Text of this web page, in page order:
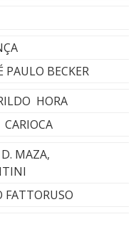
BECKER
HORA
MAZA,